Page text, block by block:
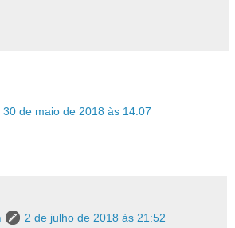
30 de maio de 2018 às 14:07
2 de julho de 2018 às 21:52